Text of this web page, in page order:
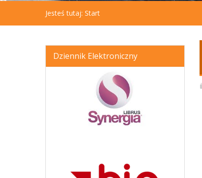
Jesteś tutaj: Start
Dziennik Elektroniczny